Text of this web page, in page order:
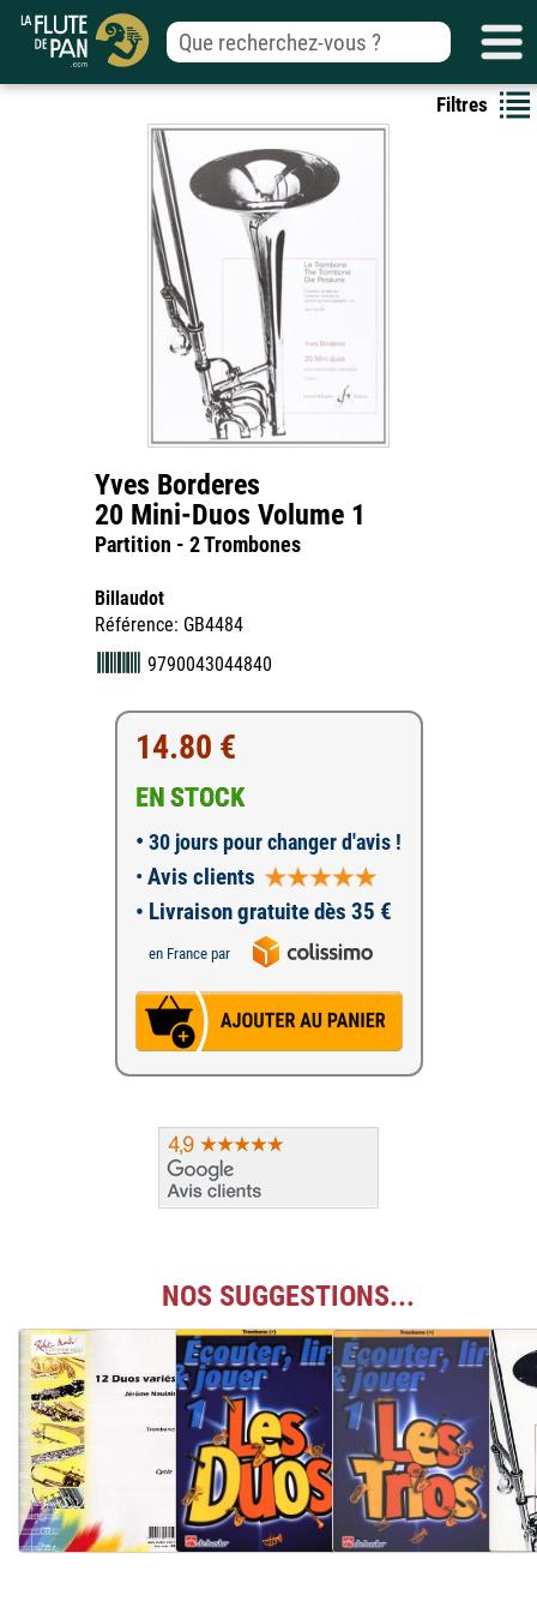
Filtres
Yves Borderes
20 Mini-Duos Volume 1
Partition - 2 Trombones
Billaudot
Référence: GB4484
9790043044840
14.80 €
EN STOCK
• 30 jours pour changer d'avis !
• Avis clients
• Livraison gratuite dès 35 €
en France par
NOS SUGGESTIONS...